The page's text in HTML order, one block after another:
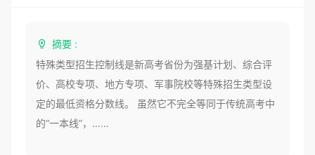
摘要 :
特殊类型招生控制线是新高考省份为强基计划、综合评
价、高校专项、地方专项、军事院校等特殊招生类型设
定的最低资格分数线。 虽然它不完全等同于传统高考中
的“一本线”，……